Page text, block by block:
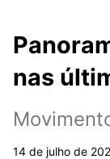
nas
14 de julho de